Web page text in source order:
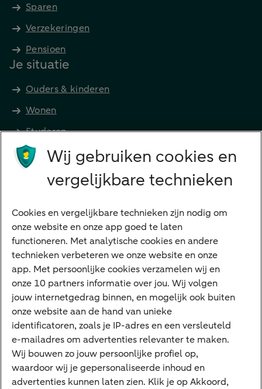
Sparen
Verzekeringen
Pensioen
Je situatie
Ouders & kinderen
Wonen
Studeren
Preferred Banking
Digitale diensten
Internet Bankieren
ABN AMRO app
Tikkie
Apple Pay
Google Pay
Veilig bankieren
Meest gezocht
Hypotheek berekenen
Wij gebruiken cookies en
vergelijkbare technieken
Cookies en vergelijkbare technieken zijn nodig om
onze website en onze app goed te laten
functioneren. Met analytische cookies en andere
technieken verbeteren we onze website en onze
app. Met persoonlijke cookies verzamelen wij en
onze 10 partners informatie over jou. Wij volgen
jouw internetgedrag binnen, en mogelijk ook buiten
onze website aan de hand van unieke
identificatoren, zoals je IP-adres en een versleuteld
e-mailadres om advertenties relevanter te maken.
Wij bouwen zo jouw persoonlijke profiel op,
waardoor wij je gepersonaliseerde inhoud en
advertenties kunnen laten zien. Klik je op Akkoord,